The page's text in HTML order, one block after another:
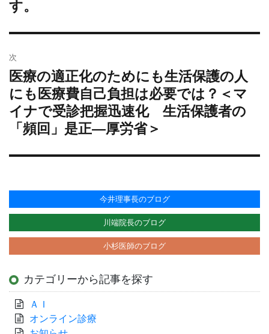
ー
ョ
ン
稿:
す。
次
次
の
投
稿:
医療の適正化のためにも生活保護の人
にも医療費自己負担は必要では？＜マ
イナで受診把握迅速化 生活保護者の
「頻回」是正―厚労省＞
今井理事長のブログ
川端院長のブログ
小杉医師のブログ
カテゴリーから記事を探す
ＡＩ
オンライン診療